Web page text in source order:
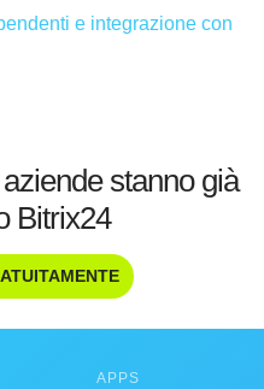
e integrazione con
stanno già
Bitrix24
APPS